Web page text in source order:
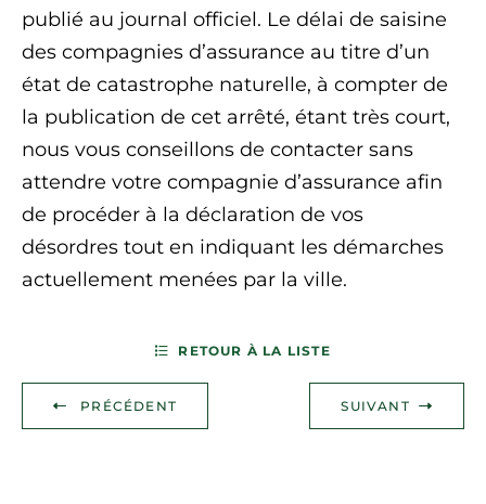
publié au journal officiel. Le délai de saisine
des compagnies d’assurance au titre d’un
état de catastrophe naturelle, à compter de
la publication de cet arrêté, étant très court,
nous vous conseillons de contacter sans
attendre votre compagnie d’assurance afin
de procéder à la déclaration de vos
désordres tout en indiquant les démarches
actuellement menées par la ville.
PRÉCÉDENT
RETOUR À LA LISTE
SUIVANT